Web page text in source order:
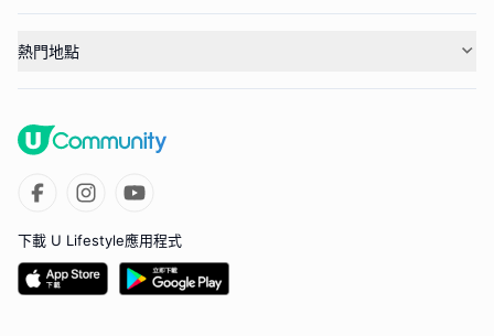
熱門地點
下載 U Lifestyle應用程式